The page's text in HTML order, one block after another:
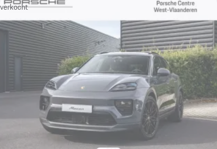
verkocht